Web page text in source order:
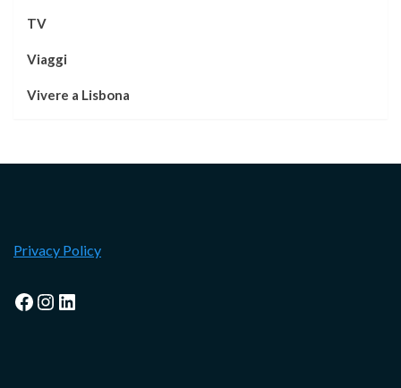
TV
Viaggi
Vivere a Lisbona
Privacy Policy
Facebook
Instagram
LinkedIn